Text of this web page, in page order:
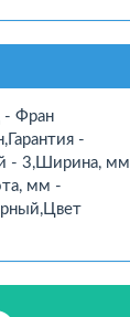
- Фран
-
- 3,Ширина, мм
мм -